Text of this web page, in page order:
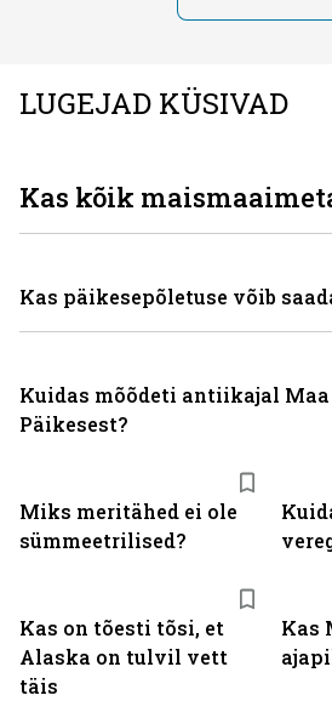
LUGEJAD KÜSIVAD
Miks meritähed ei ole
sümmeetrilised?
Kas on tõesti tõsi, et
Alaska on tulvil vett
täis
Kas
Kas kõik
Kas päikesepõletuse võib
Kuidas mõõdeti antiikajal
Päikesest?